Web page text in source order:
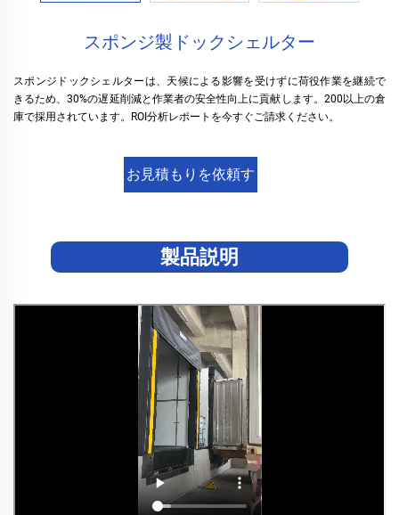
スポンジ製ドックシェルター
スポンジドックシェルターは、天候による影響を受けずに荷役作業を継続で
きるため、30%の遅延削減と作業者の安全性向上に貢献します。200以上の倉
庫で採用されています。ROI分析レポートを今すぐご請求ください。
お見積もりを依頼す
製品説明